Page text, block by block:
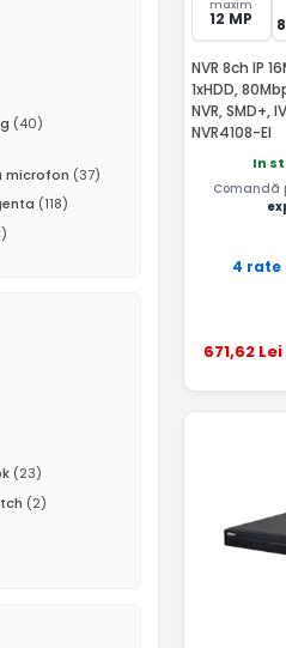
(40)
microfon (37)
(118)
(23)
(2)
maxim
12 MP
NVR 8ch IP
1xHDD,
NVR, SMD+,
NVR4108-EI
In
Comandă
4 rate
671,62 Lei